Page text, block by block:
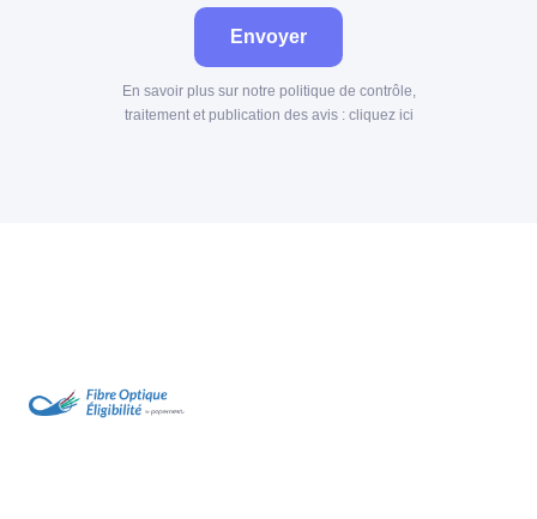
Envoyer
En savoir plus sur notre politique de contrôle,
traitement et publication des avis : cliquez ici